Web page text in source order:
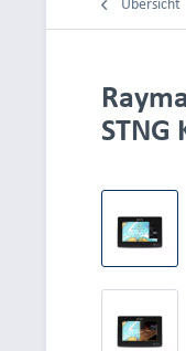
Übersicht
STNG